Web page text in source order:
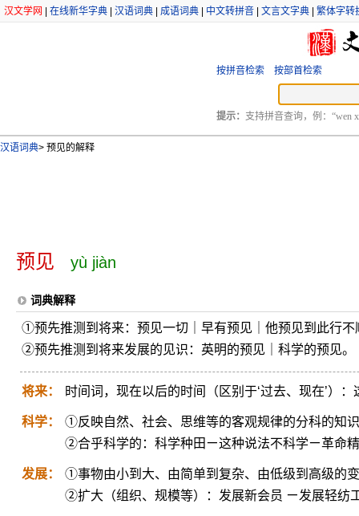
汉文学网 在线新华字典 汉语词典 成语词典 中文转拼音 文言文字典 繁体字转
按拼音检索 按部首检索
提示： 支持拼音查询，例：“wen
汉语词典> 预见的解释
预见 yù jiàn
词典解释
①预先推测到将来：预见一切｜早有预见｜他预见到此行不
②预先推测到将来发展的见识：英明的预见｜科学的预见。
将来： 时间词，现在以后的时间（区别于‘过去、现在’）
科学：
①反映自然、社会、思维等的客观规律的分科的知
②合乎科学的：科学种田ㄧ这种说法不科学ㄧ革命
发展：
①事物由小到大、由简单到复杂、由低级到高级的
②扩大（组织、规模等）：发展新会员 ㄧ发展轻纺